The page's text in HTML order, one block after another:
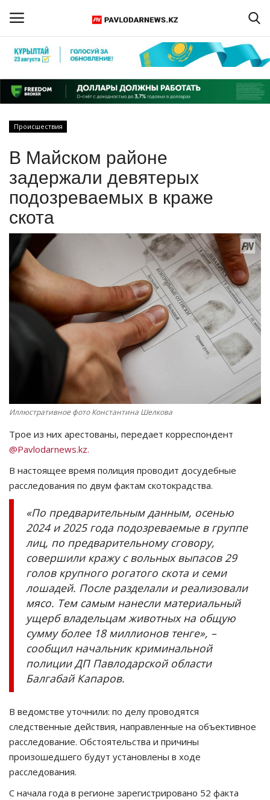
Регистрация
Главная
ПАВЛОДАРСКАЯ ОБЛАСТЬ
КАЗАХСТАН
МИР
СПЕЦПРОЕКТЫ
СПОРТ
Чек-лист
РАЗВЛЕЧЕНИЯ
Курултай
Язык
Қазақша Русский
Происшествия
В Майском районе
задержали девятерых
подозреваемых в краже
скота
Иллюстративное фото Константина Шелкова
Трое из них арестованы, передает корреспондент
@Pavlodarnews.kz.
В настоящее время полиция проводит досудебные
расследования по двум фактам скотокрадства.
«По предварительным данным, осенью
2024 и 2025 года подозреваемые в группе
лиц, по предварительному сговору,
совершили кражу с вольных выпасов 29
голов крупного рогатого скота и семи
лошадей. После разделали и реализовали
мясо. Тем самым нанесли материальный
ущерб владельцам животных на общую
сумму более 18 миллионов тенге», –
сообщил начальник криминальной
полиции ДП Павлодарской области
Балгабай Капаров.
В ведомстве уточнили: по делу проводятся
следственные действия, направленные на объективное
расследование. Обстоятельства и причины
произошедшего будут установлены в ходе
расследования.
С начала года в регионе зарегистрировано 52 факта